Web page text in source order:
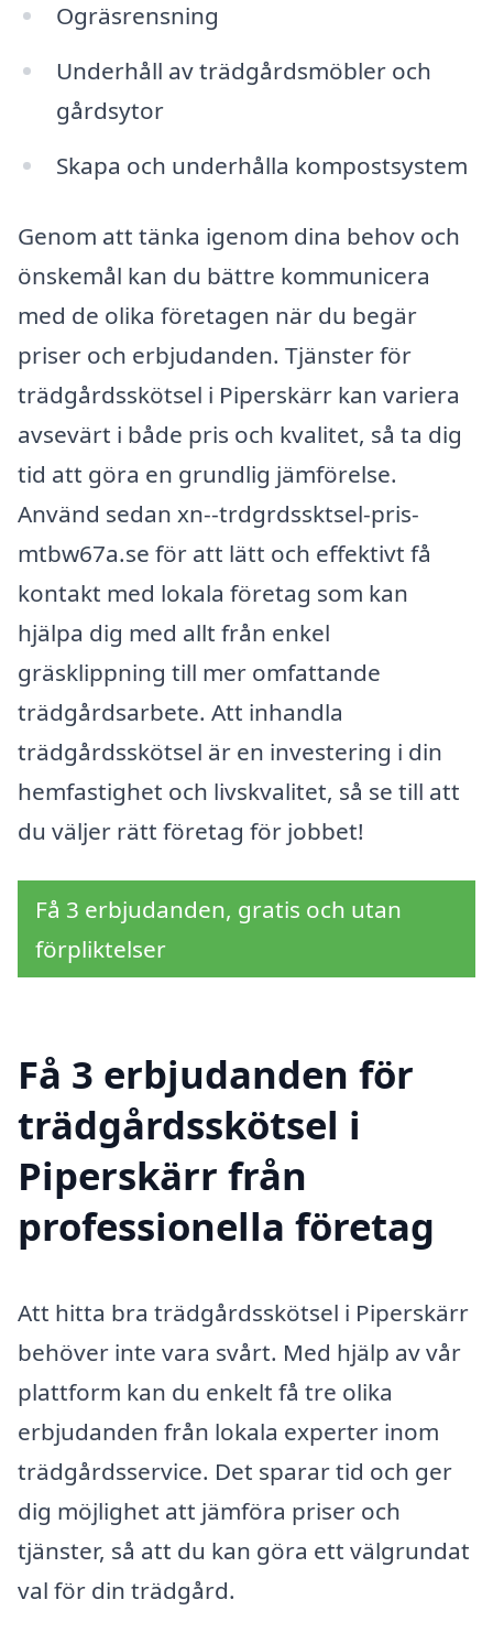
Ogräsrensning
Underhåll av trädgårdsmöbler och
gårdsytor
Skapa och underhålla kompostsystem
Genom att tänka igenom dina behov och
önskemål kan du bättre kommunicera
med de olika företagen när du begär
priser och erbjudanden. Tjänster för
trädgårdsskötsel i Piperskärr kan variera
avsevärt i både pris och kvalitet, så ta dig
tid att göra en grundlig jämförelse.
Använd sedan xn--trdgrdssktsel-pris-
mtbw67a.se för att lätt och effektivt få
kontakt med lokala företag som kan
hjälpa dig med allt från enkel
gräsklippning till mer omfattande
trädgårdsarbete. Att inhandla
trädgårdsskötsel är en investering i din
hemfastighet och livskvalitet, så se till att
du väljer rätt företag för jobbet!
Få 3 erbjudanden, gratis och utan
förpliktelser
Få 3 erbjudanden för
trädgårdsskötsel i
Piperskärr från
professionella företag
Att hitta bra trädgårdsskötsel i Piperskärr
behöver inte vara svårt. Med hjälp av vår
plattform kan du enkelt få tre olika
erbjudanden från lokala experter inom
trädgårdsservice. Det sparar tid och ger
dig möjlighet att jämföra priser och
tjänster, så att du kan göra ett välgrundat
val för din trädgård.